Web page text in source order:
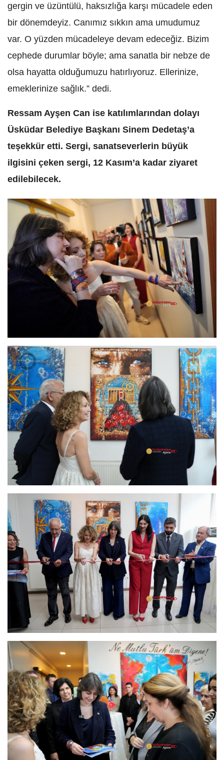
gergin ve üzüntülü, haksızlığa karşı mücadele eden
bir dönemdeyiz. Canımız sıkkın ama umudumuz
var. O yüzden mücadeleye devam edeceğiz. Bizim
cephede durumlar böyle; ama sanatla bir nebze de
olsa hayatta olduğumuzu hatırlıyoruz. Ellerinize,
emeklerinize sağlık.” dedi.
Ressam Ayşen Can ise katılımlarından dolayı
Üsküdar Belediye Başkanı Sinem Dedetaş’a
teşekkür etti. Sergi, sanatseverlerin büyük
ilgisini çeken sergi, 12 Kasım’a kadar ziyaret
edilebilecek.